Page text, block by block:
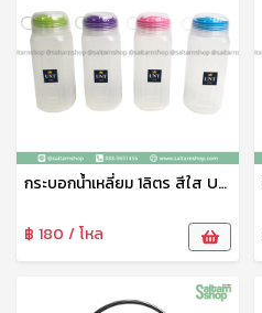
กระบอกน้ำเหลี่ยม 1ลิตร สีใส UT-6502/2 UNT
฿ 180 / โหล